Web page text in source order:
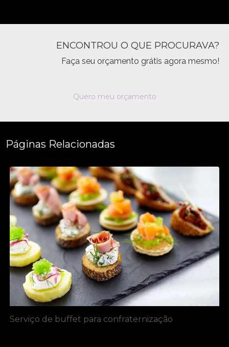
ENCONTROU O QUE PROCURAVA?
Faça seu orçamento grátis agora mesmo!
Quero meu orçamento
Páginas Relacionadas
Serviço de buffet para confraternização